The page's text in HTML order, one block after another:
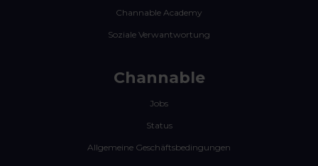
Channable Academy
Soziale Verwantwortung
Channable
Jobs
Status
Allgemeine Geschäftsbedingungen